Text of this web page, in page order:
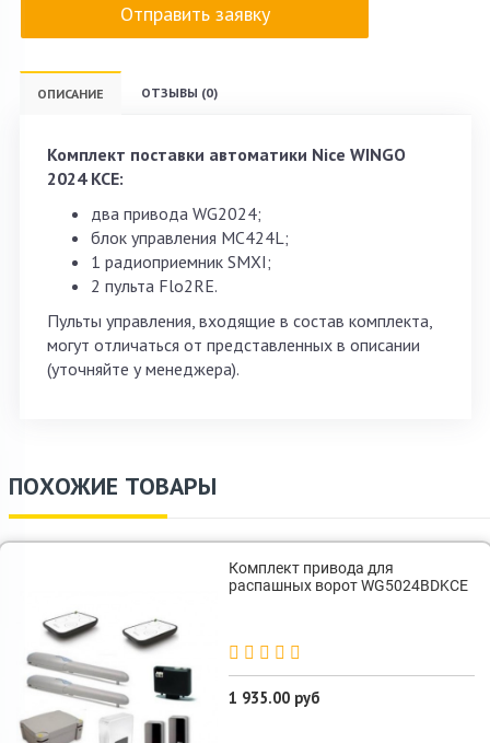
Отправить заявку
ОПИСАНИЕ ОТЗЫВЫ (0)
Комплект поставки автоматики Nice WINGO
2024 KCE:
два привода WG2024;
блок управления MC424L;
1 радиоприемник SMXI;
2 пульта Flo2RE.
Пульты управления, входящие в состав комплекта,
могут отличаться от представленных в описании
(уточняйте у менеджера).
ПОХОЖИЕ ТОВАРЫ
Комплект привода для
распашных ворот WG5024BDKCE
1 935.00 руб